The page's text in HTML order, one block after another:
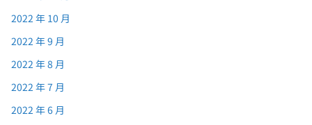
2022 年 10 月
2022 年 9 月
2022 年 8 月
2022 年 7 月
2022 年 6 月